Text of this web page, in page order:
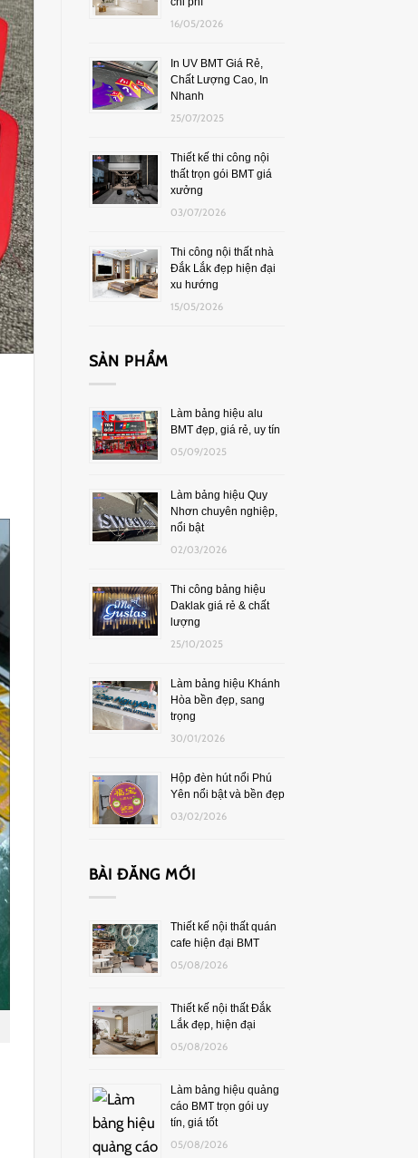
16/05/2026
In UV BMT Giá Rẻ,
Chất Lượng Cao, In
Nhanh
25/07/2025
Thiết kế thi công nội
thất trọn gói BMT giá
xưởng
03/07/2026
Thi công nội thất nhà
Đắk Lắk đẹp hiện đại
xu hướng
15/05/2026
SẢN PHẨM
Làm bảng hiệu alu
BMT đẹp, giá rẻ, uy tín
05/09/2025
Làm bảng hiệu Quy
Nhơn chuyên nghiệp,
nổi bật
02/03/2026
Thi công bảng hiệu
Daklak giá rẻ & chất
lượng
25/10/2025
Làm bảng hiệu Khánh
Hòa bền đẹp, sang
trọng
30/01/2026
Hộp đèn hút nổi Phú
Yên nổi bật và bền đẹp
03/02/2026
BÀI ĐĂNG MỚI
Thiết kế nội thất quán
cafe hiện đại BMT
05/08/2026
Thiết kế nội thất Đắk
Lắk đẹp, hiện đại
05/08/2026
Làm bảng hiệu quảng
cáo BMT trọn gói uy
tín, giá tốt
05/08/2026